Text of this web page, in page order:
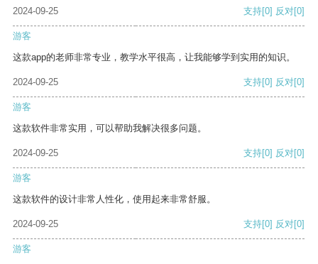
2024-09-25
支持[0] 反对[0]
游客
这款app的老师非常专业，教学水平很高，让我能够学到实用的知识。
2024-09-25 支持[0] 反对[0]
游客
这款软件非常实用，可以帮助我解决很多问题。
2024-09-25 支持[0] 反对[0]
游客
这款软件的设计非常人性化，使用起来非常舒服。
2024-09-25 支持[0] 反对[0]
游客